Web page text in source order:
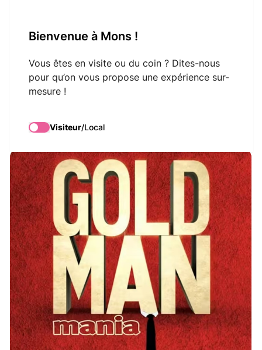
Bienvenue à Mons !
Vous êtes en visite ou du coin ? Dites-nous
pour qu’on vous propose une expérience sur-
mesure !
Visiteur/Local
GoldmanMania